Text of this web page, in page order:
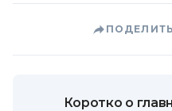
Коротко о